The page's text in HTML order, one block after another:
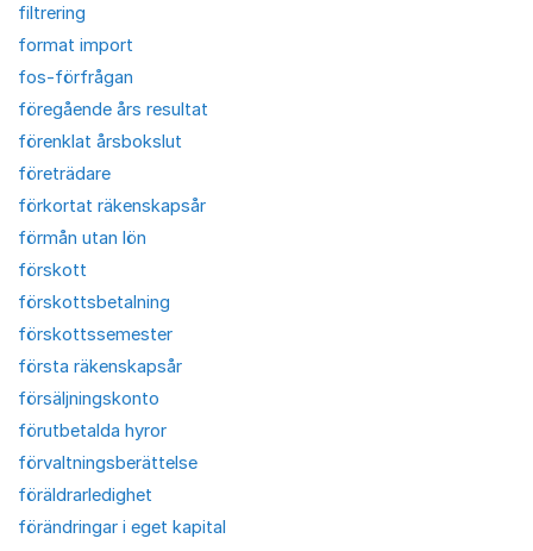
filtrering
format import
fos-förfrågan
föregående års resultat
förenklat årsbokslut
företrädare
förkortat räkenskapsår
förmån utan lön
förskott
förskottsbetalning
förskottssemester
första räkenskapsår
försäljningskonto
förutbetalda hyror
förvaltningsberättelse
föräldrarledighet
förändringar i eget kapital